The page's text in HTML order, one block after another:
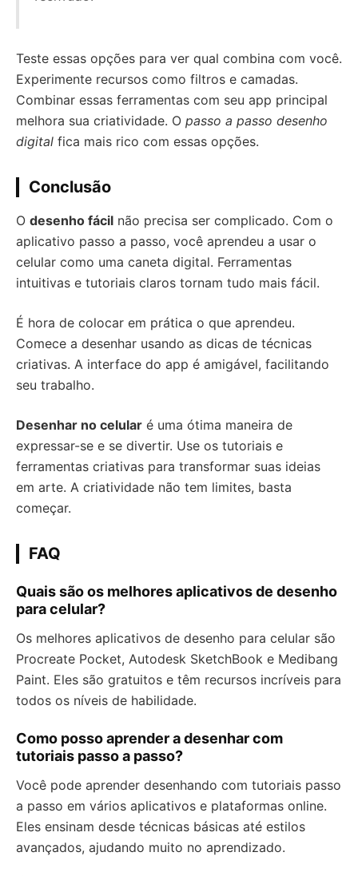
Teste essas opções para ver qual combina com você.
Experimente recursos como filtros e camadas.
Combinar essas ferramentas com seu app principal
melhora sua criatividade. O passo a passo desenho
digital fica mais rico com essas opções.
Conclusão
O desenho fácil não precisa ser complicado. Com o
aplicativo passo a passo, você aprendeu a usar o
celular como uma caneta digital. Ferramentas
intuitivas e tutoriais claros tornam tudo mais fácil.
É hora de colocar em prática o que aprendeu.
Comece a desenhar usando as dicas de técnicas
criativas. A interface do app é amigável, facilitando
seu trabalho.
Desenhar no celular é uma ótima maneira de
expressar-se e se divertir. Use os tutoriais e
ferramentas criativas para transformar suas ideias
em arte. A criatividade não tem limites, basta
começar.
FAQ
Quais são os melhores aplicativos de desenho
para celular?
Os melhores aplicativos de desenho para celular são
Procreate Pocket, Autodesk SketchBook e Medibang
Paint. Eles são gratuitos e têm recursos incríveis para
todos os níveis de habilidade.
Como posso aprender a desenhar com
tutoriais passo a passo?
Você pode aprender desenhando com tutoriais passo
a passo em vários aplicativos e plataformas online.
Eles ensinam desde técnicas básicas até estilos
avançados, ajudando muito no aprendizado.